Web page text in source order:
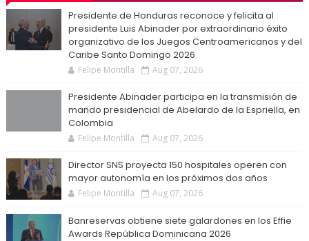
Presidente de Honduras reconoce y felicita al
presidente Luis Abinader por extraordinario éxito
organizativo de los Juegos Centroamericanos y del
Caribe Santo Domingo 2026
Felipe Montilla Aug 07, 2026
Presidente Abinader participa en la transmisión de
mando presidencial de Abelardo de la Espriella, en
Colombia
Felipe Montilla Aug 07, 2026
Director SNS proyecta 150 hospitales operen con
mayor autonomía en los próximos dos años
Felipe Montilla Aug 07, 2026
Banreservas obtiene siete galardones en los Effie
Awards República Dominicana 2026